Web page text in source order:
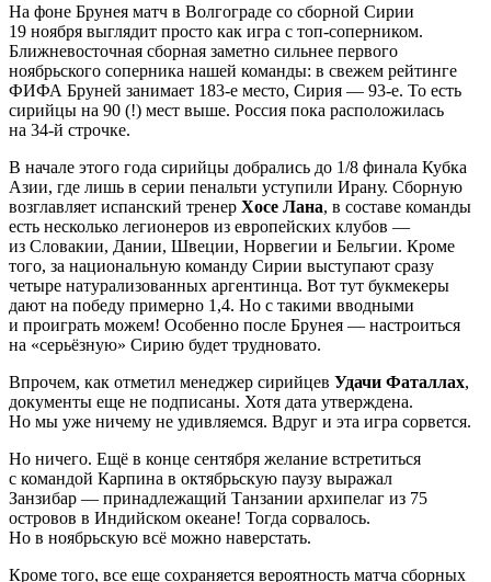
На фоне Брунея матч в Волгограде со сборной Сирии
19 ноября выглядит просто как игра с топ-соперником.
Ближневосточная сборная заметно сильнее первого
ноябрьского соперника нашей команды: в свежем рейтинге
ФИФА Бруней занимает 183-е место, Сирия — 93-е. То есть
сирийцы на 90 (!) мест выше. Россия пока расположилась
на 34-й строчке.
В начале этого года сирийцы добрались до 1/8 финала Кубка
Азии, где лишь в серии пенальти уступили Ирану. Сборную
возглавляет испанский тренер Хосе Лана, в составе команды
есть несколько легионеров из европейских клубов —
из Словакии, Дании, Швеции, Норвегии и Бельгии. Кроме
того, за национальную команду Сирии выступают сразу
четыре натурализованных аргентинца. Вот тут букмекеры
дают на победу примерно 1,4. Но с такими вводными
и проиграть можем! Особенно после Брунея — настроиться
на «серьёзную» Сирию будет трудновато.
Впрочем, как отметил менеджер сирийцев Удачи Фаталлах,
документы еще не подписаны. Хотя дата утверждена.
Но мы уже ничему не удивляемся. Вдруг и эта игра сорвется.
Но ничего. Ещё в конце сентября желание встретиться
с командой Карпина в октябрьскую паузу выражал
Занзибар — принадлежащий Танзании архипелаг из 75
островов в Индийском океане! Тогда сорвалось.
Но в ноябрьскую всё можно наверстать.
Кроме того, все еще сохраняется вероятность матча сборных